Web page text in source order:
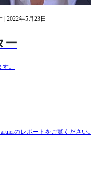
| 2022年5月23日
ー
。
のレポートをご覧ください。